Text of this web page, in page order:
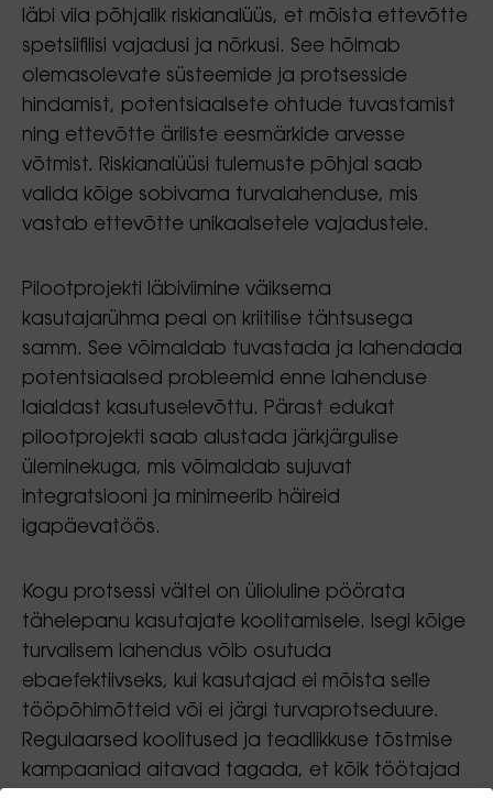
läbi viia põhjalik riskianalüüs, et mõista ettevõtte
spetsiifilisi vajadusi ja nõrkusi. See hõlmab
olemasolevate süsteemide ja protsesside
hindamist, potentsiaalsete ohtude tuvastamist
ning ettevõtte äriliste eesmärkide arvesse
võtmist. Riskianalüüsi tulemuste põhjal saab
valida kõige sobivama turvalahenduse, mis
vastab ettevõtte unikaalsetele vajadustele.
Pilootprojekti läbiviimine väiksema
kasutajarühma peal on kriitilise tähtsusega
samm. See võimaldab tuvastada ja lahendada
potentsiaalsed probleemid enne lahenduse
laialdast kasutuselevõttu. Pärast edukat
pilootprojekti saab alustada järkjärgulise
üleminekuga, mis võimaldab sujuvat
integratsiooni ja minimeerib häireid
igapäevatöös.
Kogu protsessi vältel on ülioluline pöörata
tähelepanu kasutajate koolitamisele. Isegi kõige
turvalisem lahendus võib osutuda
ebaefektiivseks, kui kasutajad ei mõista selle
tööpõhimõtteid või ei järgi turvaprotseduure.
Regulaarsed koolitused ja teadlikkuse tõstmise
kampaaniad aitavad tagada, et kõik töötajad